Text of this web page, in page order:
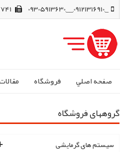
_,09121316910,__,09305913630
صفحه اصلي فروشگاه
گروههای فروشگاه
سیستم های گرمایشی